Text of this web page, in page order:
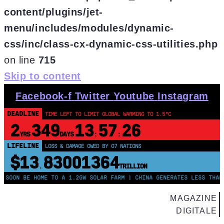
content/plugins/jet-
menu/includes/modules/dynamic-
css/inc/class-cx-dynamic-css-utilities.php
on line 715
Skip to content
Facebook-f Twitter Youtube Instagram
DEADLINE TIME LEFT TO LIMIT GLOBAL WARMING TO 1.5°C
2YRS349DAYS 13: 57: 26
LIFELINE LOSS & DAMAGE OWED BY G7 NATIONS
$13. 83001365TRILLION
HOME TO A 1.2GW SOLAR FARM | CHINA GENERATES LESS THAN
MAGAZINE
DIGITALE